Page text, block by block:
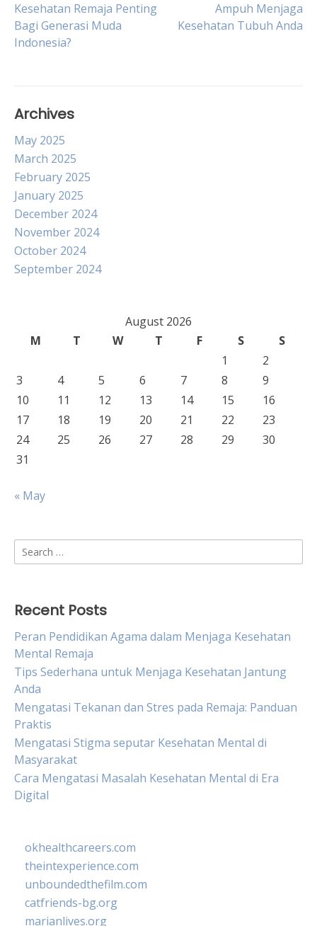
navigation
Kesehatan Remaja Penting
Bagi Generasi Muda
Indonesia?
Ampuh Menjaga
Kesehatan Tubuh Anda
Archives
May 2025
March 2025
February 2025
January 2025
December 2024
November 2024
October 2024
September 2024
August 2026
M
T W T F S
S
1
2
3
4 5 6 7 8
9
10
11 12 13 14 15
16
17
18 19 20 21 22
23
24
25 26 27 28 29
30
31
« May
Search
for:
Recent Posts
Peran Pendidikan Agama dalam Menjaga Kesehatan
Mental Remaja
Tips Sederhana untuk Menjaga Kesehatan Jantung
Anda
Mengatasi Tekanan dan Stres pada Remaja: Panduan
Praktis
Mengatasi Stigma seputar Kesehatan Mental di
Masyarakat
Cara Mengatasi Masalah Kesehatan Mental di Era
Digital
okhealthcareers.com
theintexperience.com
unboundedthefilm.com
catfriends-bg.org
marianlives.org